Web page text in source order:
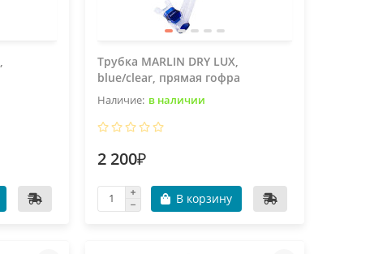
Трубка MARLIN DRY LUX,
blue/clear, прямая гофра
в наличии
2 200₽
В корзину